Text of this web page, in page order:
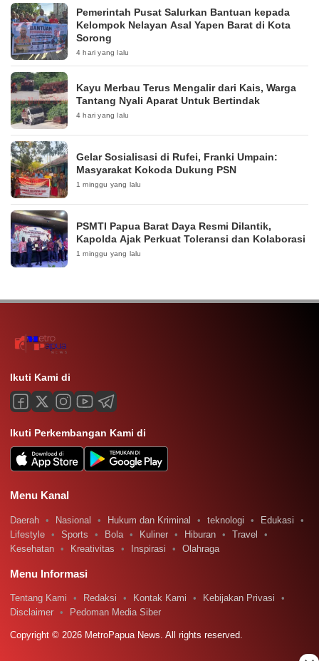
Pemerintah Pusat Salurkan Bantuan kepada
Kelompok Nelayan Asal Yapen Barat di Kota
Sorong
4 hari yang lalu
Kayu Merbau Terus Mengalir dari Kais, Warga
Tantang Nyali Aparat Untuk Bertindak
4 hari yang lalu
Gelar Sosialisasi di Rufei, Franki Umpain:
Masyarakat Kokoda Dukung PSN
1 minggu yang lalu
PSMTI Papua Barat Daya Resmi Dilantik,
Kapolda Ajak Perkuat Toleransi dan Kolaborasi
1 minggu yang lalu
Ikuti Kami di
Ikuti Perkembangan Kami di
Menu Kanal
Daerah Nasional Hukum dan Kriminal teknologi
Edukasi
Lifestyle
Sports Bola Kuliner Hiburan
Travel
Kesehatan
Kreativitas Inspirasi Olahraga
Menu Informasi
Tentang Kami Redaksi Kontak Kami
Kebijakan Privasi
Disclaimer
Pedoman Media Siber
Copyright © 2026 MetroPapua News. All rights reserved.